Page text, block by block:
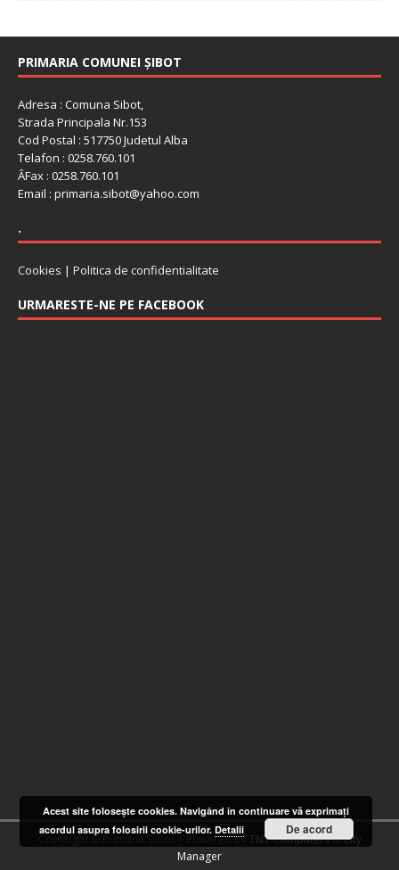
PRIMARIA COMUNEI ȘIBOT
Adresa : Comuna Sibot,
Strada Principala Nr.153
Cod Postal : 517750 Judetul Alba
Telafon : 0258.760.101
ÂFax : 0258.760.101
Email : primaria.sibot@yahoo.com
.
Cookies | Politica de confidentialitate
URMARESTE-NE PE FACEBOOK
Copyright © Primaria Șibot | Powered by TNT Computers&City
Manager
Acest site foloseşte cookies. Navigând în continuare vă exprimaţi
acordul asupra folosirii cookie-urilor. Detalii De acord